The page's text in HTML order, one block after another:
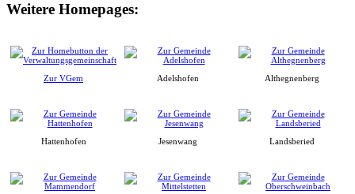
Weitere Homepages:
Zur VGem Adelshofen Althegnenberg
Hattenhofen Jesenwang Landsberied